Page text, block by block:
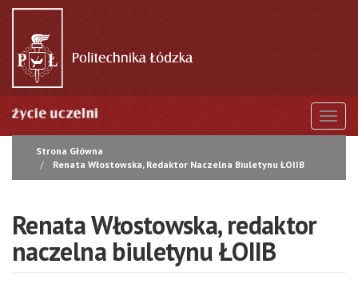
Przejdź
treści
Strona Główna
Renata Włostowska, Redaktor Naczelna Biuletynu ŁOIIB
Renata Włostowska, redaktor
naczelna biuletynu ŁOIIB